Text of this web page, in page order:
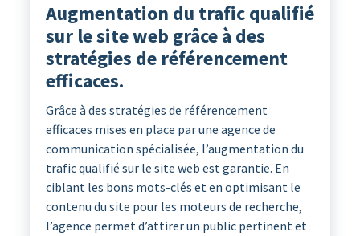
Augmentation du trafic qualifié
sur le site web grâce à des
stratégies de référencement
efficaces.
Grâce à des stratégies de référencement
efficaces mises en place par une agence de
communication spécialisée, l’augmentation du
trafic qualifié sur le site web est garantie. En
ciblant les bons mots-clés et en optimisant le
contenu du site pour les moteurs de recherche,
l’agence permet d’attirer un public pertinent et